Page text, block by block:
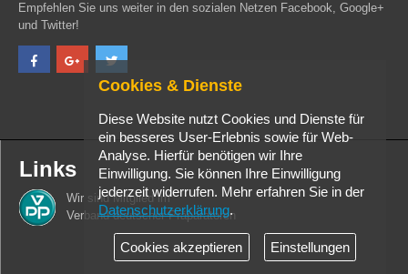
Empfehlen Sie uns weiter in den sozialen Netzen Facebook, Google+
und Twitter!
Links
Wir sind Mitglied im
Verband deutscher Präparatoren
Cookies & Dienste
Diese Website nutzt Cookies und Dienste für
ein besseres User-Erlebnis sowie für Web-
Analyse. Hierfür benötigen wir Ihre
Einwilligung. Sie können Ihre Einwilligung
jederzeit widerrufen. Mehr erfahren Sie in der
Datenschutzerklärung.
Cookies akzeptieren Einstellungen